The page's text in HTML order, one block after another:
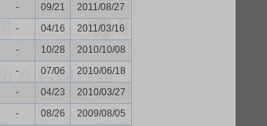
- 09/21
2011/08/27
- 04/16
2011/03/16
- 10/28
2010/10/08
- 07/06
2010/06/18
- 04/23
2010/03/27
- 08/26
2009/08/05